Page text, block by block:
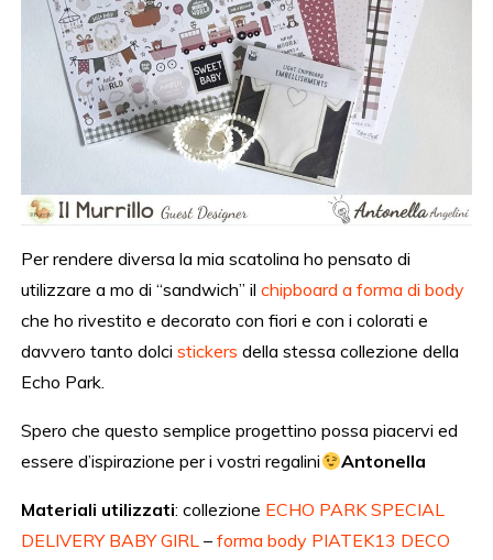
Per rendere diversa la mia scatolina ho pensato di
utilizzare a mo di “sandwich” ilchipboard a forma di body
che ho rivestito e decorato con fiori e con i colorati e
davvero tanto dolcistickers della stessa collezione della
Echo Park.
Spero che questo semplice progettino possa piacervi ed
essere d’ispirazione per i vostri regalini
Antonella
Materiali utilizzati: collezione ECHO PARK SPECIAL
DELIVERY BABY GIRL –forma body PIATEK13 DECO